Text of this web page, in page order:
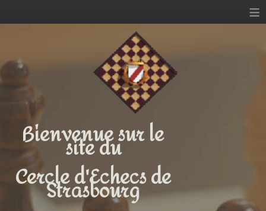
≡
Bienvenue sur le
site du
Cercle d'Echecs de
Strasbourg